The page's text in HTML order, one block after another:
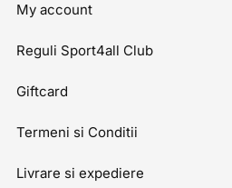
My account
Reguli Sport4all Club
Giftcard
Termeni si Conditii
Livrare si expediere